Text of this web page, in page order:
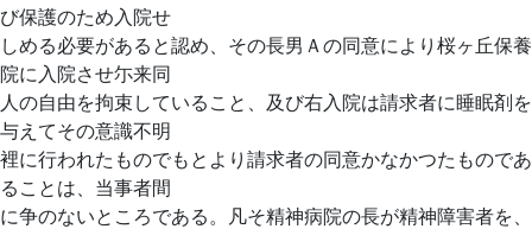
び保護のため入院せ
しめる必要があると認め、その長男Ａの同意により桜ヶ丘保養
院に入院させ尓来同
人の自由を拘束していること、及び右入院は請求者に睡眠剤を
与えてその意識不明
裡に行われたものでもとより請求者の同意かなかつたものであ
ることは、当事者間
に争のないところである。凡そ精神病院の長が精神障害者を、